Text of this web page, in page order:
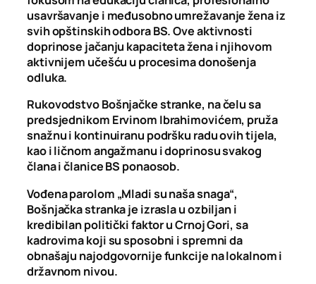
usavršavanje i međusobno umrežavanje žena iz
svih opštinskih odbora BS. Ove aktivnosti
doprinose jačanju kapaciteta žena i njihovom
aktivnijem učešću u procesima donošenja
odluka.
Rukovodstvo Bošnjačke stranke, na čelu sa
predsjednikom Ervinom Ibrahimovićem, pruža
snažnu i kontinuiranu podršku radu ovih tijela,
kao i ličnom angažmanu i doprinosu svakog
člana i članice BS ponaosob.
Vođena parolom „Mladi su naša snaga“,
Bošnjačka stranka je izrasla u ozbiljan i
kredibilan politički faktor u Crnoj Gori, sa
kadrovima koji su sposobni i spremni da
obnašaju najodgovornije funkcije na lokalnom i
državnom nivou.